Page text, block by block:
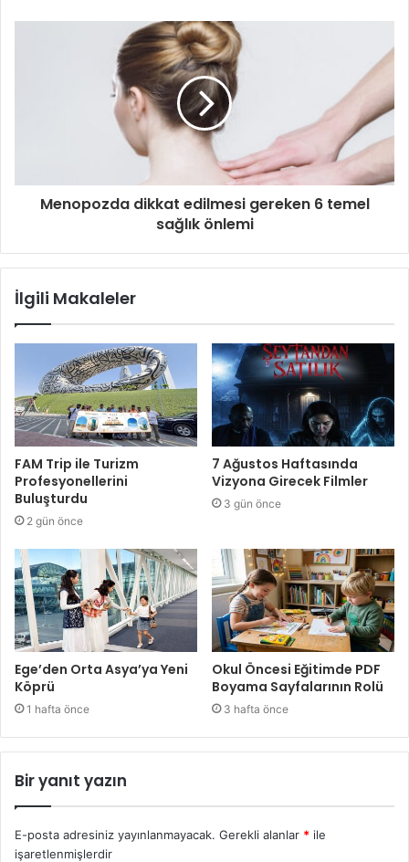
Menopozda dikkat edilmesi gereken 6 temel
sağlık önlemi
İlgili Makaleler
FAM Trip ile Turizm
Profesyonellerini
Buluşturdu
2 gün önce
7 Ağustos Haftasında
Vizyona Girecek Filmler
3 gün önce
Ege’den Orta Asya’ya Yeni
Köprü
1 hafta önce
Okul Öncesi Eğitimde PDF
Boyama Sayfalarının Rolü
3 hafta önce
Bir yanıt yazın
E-posta adresiniz yayınlanmayacak. Gerekli alanlar * ile
işaretlenmişlerdir